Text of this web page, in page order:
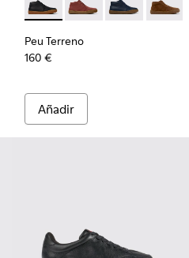
negros de piel para hombre.
052Peu Terreno - K300467-
Peu Terreno -Peu Terreno -
Peu
Peu Terreno
160 €
Añadir